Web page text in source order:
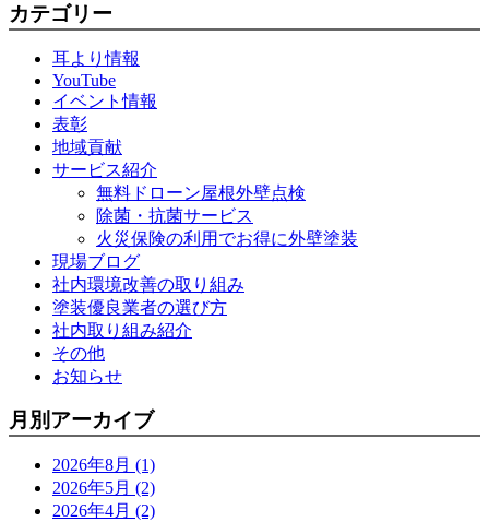
カテゴリー
耳より情報
YouTube
イベント情報
表彰
地域貢献
サービス紹介
無料ドローン屋根外壁点検
除菌・抗菌サービス
火災保険の利用でお得に外壁塗装
現場ブログ
社内環境改善の取り組み
塗装優良業者の選び方
社内取り組み紹介
その他
お知らせ
月別アーカイブ
2026年8月 (1)
2026年5月 (2)
2026年4月 (2)